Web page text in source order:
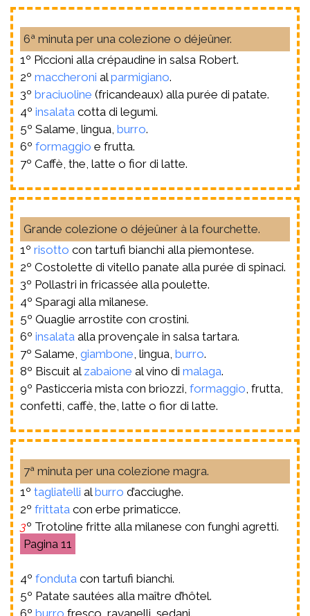
6ª minuta per una colezione o déjeûner.
1º Piccioni alla crépaudine in salsa Robert.
2º maccheroni alparmigiano.
3º braciuoline (fricandeaux) alla purée di patate.
4º insalata cotta di legumi.
5º Salame, lingua, burro.
6º formaggio e frutta.
7º Caffè, the, latte o fior di latte.
Grande colezione o déjeûner à la fourchette.
1º risotto con tartufi bianchi alla piemontese.
2º Costolette di vitello panate alla purée di spinaci.
3º Pollastri in fricassée alla poulette.
4º Sparagi alla milanese.
5º Quaglie arrostite con crostini.
6º insalata alla provençale in salsa tartara.
7º Salame, giambone , lingua, burro.
8º Biscuit al zabaione al vino di malaga.
9º Pasticceria mista con briozzi, formaggio , frutta,
confetti, caffè, the, latte o fior di latte.
7ª minuta per una colezione magra.
1º tagliatelli alburro d’acciughe.
2º frittata con erbe primaticce.
3º Trotoline fritte alla milanese con funghi agretti.
11
4º fonduta con tartufi bianchi.
5º Patate sautées alla maître d’hôtel.
6º burro fresco, ravanelli, sedani.